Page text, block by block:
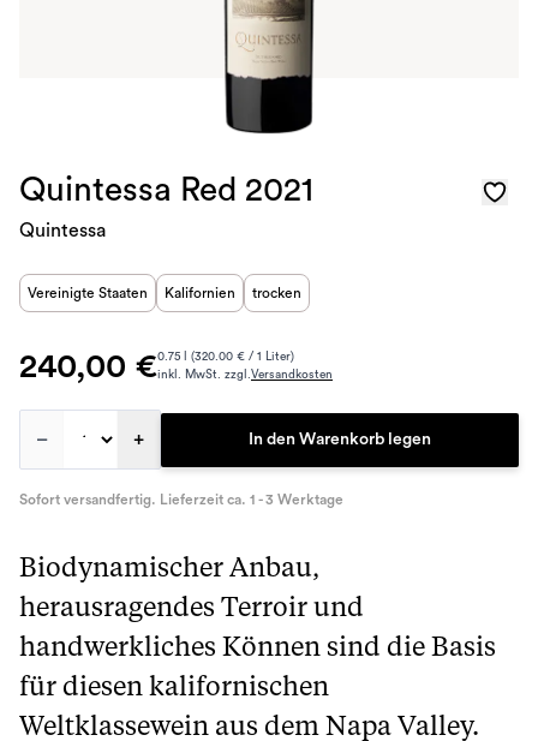
Quintessa Red 2021
Quintessa
Vereinigte Staaten Kalifornien trocken
240,00 €0.75 l (320.00 € / 1 Liter)
inkl. MwSt. zzgl.Versandkosten
– + In den Warenkorb legen
Sofort versandfertig. Lieferzeit ca. 1 - 3 Werktage
Biodynamischer Anbau,
herausragendes Terroir und
handwerkliches Können sind die Basis
für diesen kalifornischen
Weltklassewein aus dem Napa Valley.